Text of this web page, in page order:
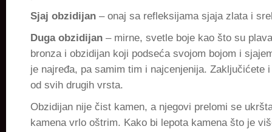
Sjaj obzidijan – onaj sa refleksijama sjaja zlata i
Duga obzidijan – mirne, svetle boje kao što su
bronza i obzidijan koji podseća svojom bojom i
je najređa, pa samim tim i najcenjenija. Zaključićete
od svih drugih vrsta.
Obzidijan nije čist kamen, a njegovi prelomi se
kamena vrlo oštrim. Kako bi lepota kamena što je